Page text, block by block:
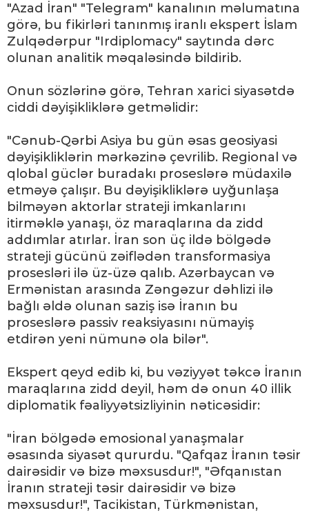
"Azad İran" "Telegram" kanalının məlumatına
görə, bu fikirləri tanınmış iranlı ekspert İslam
Zulqədərpur "Irdiplomacy" saytında dərc
olunan analitik məqaləsində bildirib.
Onun sözlərinə görə, Tehran xarici siyasətdə
ciddi dəyişikliklərə getməlidir:
"Cənub-Qərbi Asiya bu gün əsas geosiyasi
dəyişikliklərin mərkəzinə çevrilib. Regional və
qlobal güclər buradakı proseslərə müdaxilə
etməyə çalışır. Bu dəyişikliklərə uyğunlaşa
bilməyən aktorlar strateji imkanlarını
itirməklə yanaşı, öz maraqlarına da zidd
addımlar atırlar. İran son üç ildə bölgədə
strateji gücünü zəiflədən transformasiya
prosesləri ilə üz-üzə qalıb. Azərbaycan və
Ermənistan arasında Zəngəzur dəhlizi ilə
bağlı əldə olunan saziş isə İranın bu
proseslərə passiv reaksiyasını nümayiş
etdirən yeni nümunə ola bilər".
Ekspert qeyd edib ki, bu vəziyyət təkcə İranın
maraqlarına zidd deyil, həm də onun 40 illik
diplomatik fəaliyyətsizliyinin nəticəsidir:
"İran bölgədə emosional yanaşmalar
əsasında siyasət qururdu. "Qafqaz İranın təsir
dairəsidir və bizə məxsusdur!", "Əfqanıstan
İranın strateji təsir dairəsidir və bizə
məxsusdur!", Tacikistan, Türkmənistan,